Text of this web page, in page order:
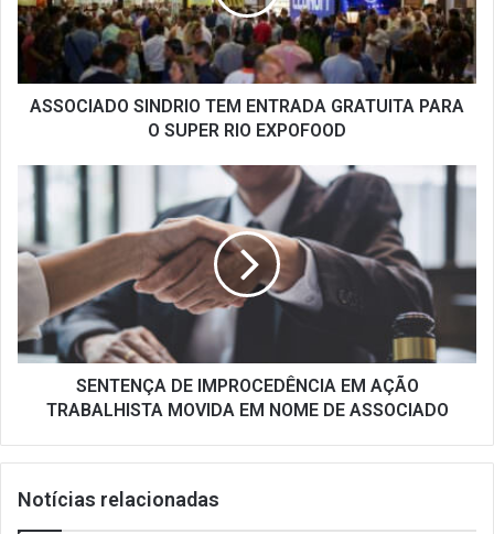
PARA
O
SUPER
RIO
EXPOFOOD
ASSOCIADO SINDRIO TEM ENTRADA GRATUITA PARA
O SUPER RIO EXPOFOOD
SENTENÇA
DE
IMPROCEDÊNCIA
EM
AÇÃO
TRABALHISTA
MOVIDA
EM
NOME
ASSOCIADO
SENTENÇA DE IMPROCEDÊNCIA EM AÇÃO
TRABALHISTA MOVIDA EM NOME DE ASSOCIADO
Notícias relacionadas